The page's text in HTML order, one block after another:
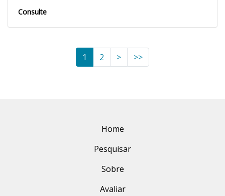
Consulte
1 2 > >>
Home
Pesquisar
Sobre
Avaliar